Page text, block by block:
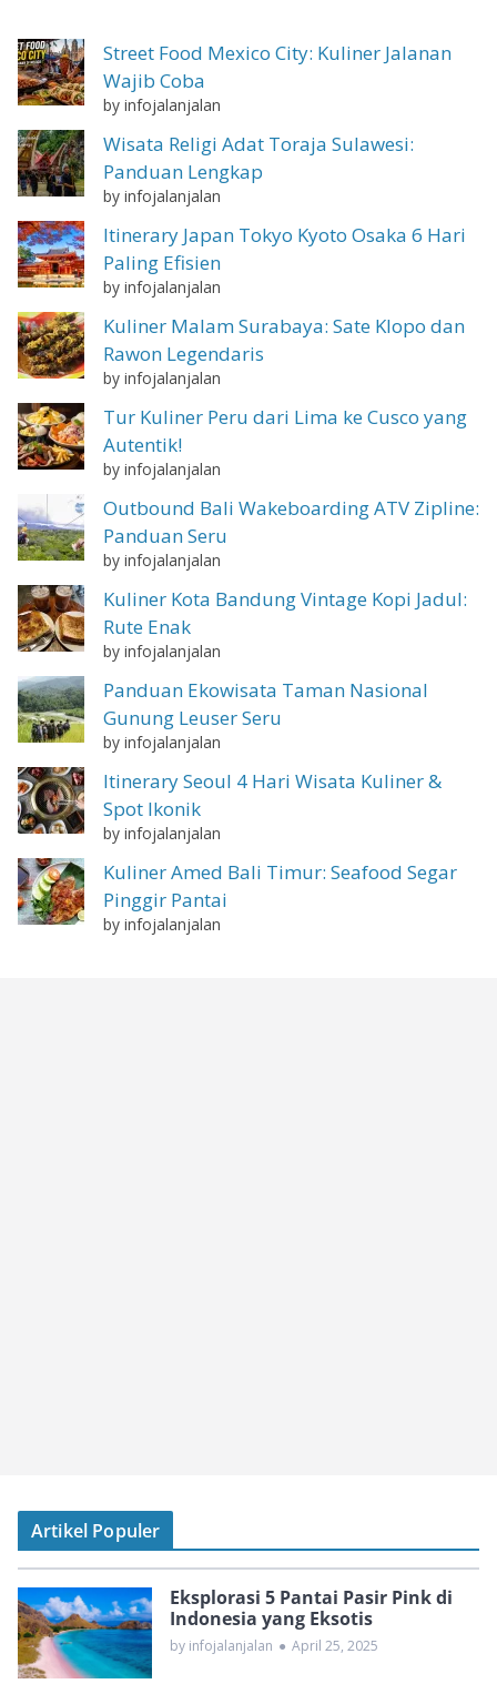
Street Food Mexico City: Kuliner Jalanan
Wajib Coba
by infojalanjalan
Wisata Religi Adat Toraja Sulawesi:
Panduan Lengkap
by infojalanjalan
Itinerary Japan Tokyo Kyoto Osaka 6 Hari
Paling Efisien
by infojalanjalan
Kuliner Malam Surabaya: Sate Klopo dan
Rawon Legendaris
by infojalanjalan
Tur Kuliner Peru dari Lima ke Cusco yang
Autentik!
by infojalanjalan
Outbound Bali Wakeboarding ATV Zipline:
Panduan Seru
by infojalanjalan
Kuliner Kota Bandung Vintage Kopi Jadul:
Rute Enak
by infojalanjalan
Panduan Ekowisata Taman Nasional
Gunung Leuser Seru
by infojalanjalan
Itinerary Seoul 4 Hari Wisata Kuliner &
Spot Ikonik
by infojalanjalan
Kuliner Amed Bali Timur: Seafood Segar
Pinggir Pantai
by infojalanjalan
Artikel Populer
Eksplorasi 5 Pantai Pasir Pink di
Indonesia yang Eksotis
by infojalanjalan ● April 25, 2025